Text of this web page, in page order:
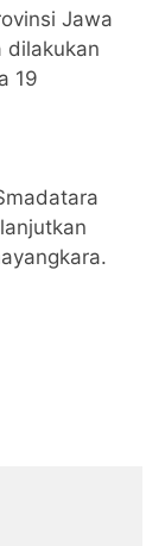
Jawa
dilakukan
19